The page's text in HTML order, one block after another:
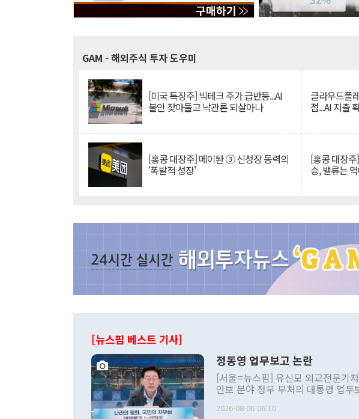
GAM - 해외주식 투자 도우미
[미국 특징주] 빅테크 주가 급반등...AI
불안 잦아들고 낙관론 되살아나
클라우드플
점...AI 지출
[홍콩 대장주] 메이퇀 ③ 신성장 동력의
'폭발적 성장'
[홍콩 대장
승, 밸류는
[뉴스핌 베스트 기사]
정동영 업무보고 논란
[서울=뉴스핌] 유신모 외교전문기
안보 분야 정부 부처의 대통령 업
발언 중에는 정부 내 조율을 거치지
2026-08-06 06:10